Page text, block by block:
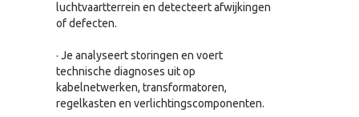
luchtvaartterrein en detecteert afwijkingen
of defecten.
· Je analyseert storingen en voert
technische diagnoses uit op
kabelnetwerken, transformatoren,
regelkasten en verlichtingscomponenten.